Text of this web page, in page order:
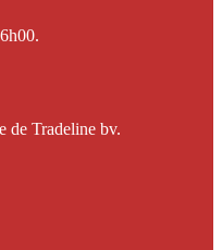
de Tradeline bv.